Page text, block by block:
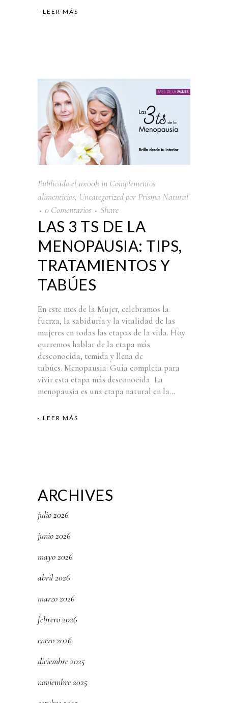
LEER MÁS
LAS 3 TS DE LA
MENOPAUSIA: TIPS,
TRATAMIENTOS Y
TABÚES
Publicado el 10:00h in Complementos
alimenticios, Uncategorizedpor Prisma Natural
0 Comentarios
Share
En este mes de la Mujer, celebramos la
fuerza, la sabiduría y la vitalidad de las
mujeres en todas las etapas de la vida. Hoy
queremos hablar de la etapa más
desconocida, temida y llena de
tabúes. Menopausia: Guía completa para
vivir esta etapa más desconocida La
menopausia es una etapa natural en la...
LEER MÁS
ARCHIVES
julio 2026
junio 2026
mayo 2026
abril 2026
marzo 2026
febrero 2026
enero 2026
diciembre 2025
noviembre 2025